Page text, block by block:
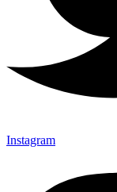
Instagram